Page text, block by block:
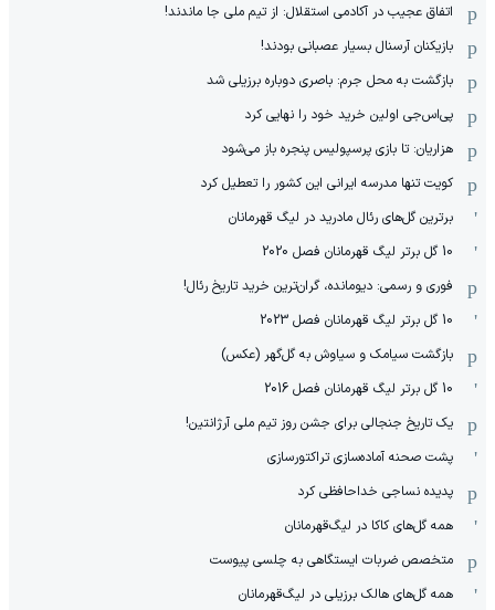
اتفاق عجیب در آکادمی استقلال: از تیم ملی جا ماندند!
بازیکنان آرسنال بسیار عصبانی بودند!
بازگشت به محل جرم: باصری دوباره برزیلی شد
پی‌اس‌جی اولین خرید خود را نهایی کرد
هزاریان: تا بازی پرسپولیس پنجره باز می‌شود
کویت تنها مدرسه ایرانی این کشور را تعطیل کرد
برترین گل‌های رئال مادرید در لیگ قهرمانان
10 گل برتر لیگ قهرمانان فصل 2020
فوری و رسمی: دیومانده، گران‌ترین خرید تاریخ رئال!
10 گل برتر لیگ قهرمانان فصل 2023
بازگشت سیامک و سیاوش به گل‌گهر (عکس)
10 گل برتر لیگ قهرمانان فصل 2016
یک تاریخ جنجالی برای جشن روز تیم ملی آرژانتین!
پشت صحنه آماده‌سازی تراکتورسازی
پدیده نساجی خداحافظی کرد
همه گل‌های کاکا در لیگ‌قهرمانان
متخصص ضربات ایستگاهی به چلسی پیوست
همه گل‌های هالک برزیلی در لیگ‌قهرمانان